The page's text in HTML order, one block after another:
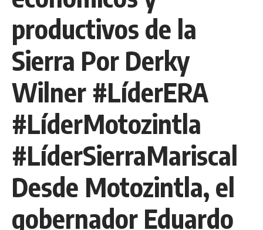
productivos de la
Sierra Por Derky
Wilner #LíderERA
#LíderMotozintla
#LíderSierraMariscal
Desde Motozintla, el
gobernador Eduardo